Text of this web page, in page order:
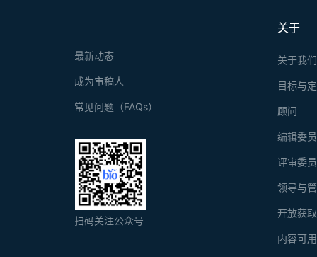
关于
关于我们
目标与
顾问
编辑委
评审委
领导与
开放获
内容可
最新动态
成为审稿人
常见问题（FAQs）
扫码关注公众号